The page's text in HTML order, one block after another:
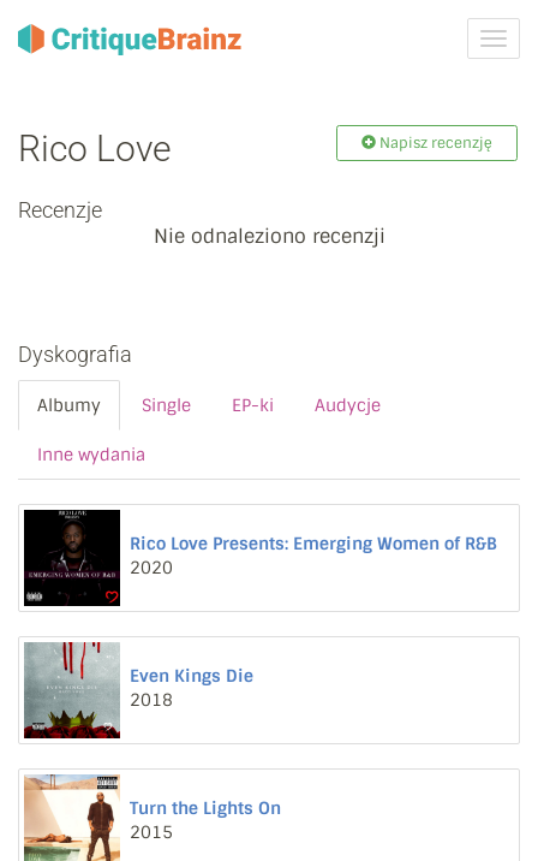
Rico Love Napisz recenzję
Recenzje
Nie odnaleziono recenzji
Dyskografia
Albumy Single EP-ki Audycje
Inne wydania
Rico Love Presents: Emerging Women of R&B
2020
Even Kings Die
2018
Turn the Lights On
2015